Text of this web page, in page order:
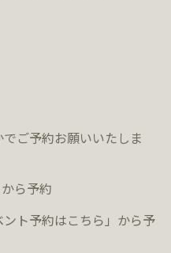
ご予約お願いいたしま
ら予約
ト予約はこちら」から予